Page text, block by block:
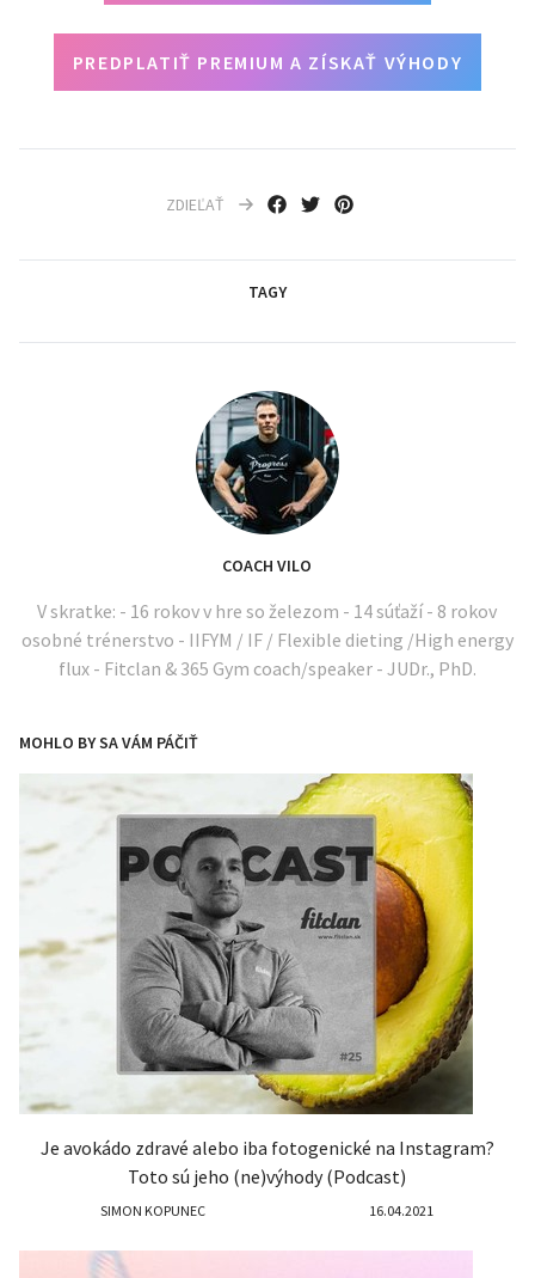
PREDPLATIŤ PREMIUM A ZÍSKAŤ VÝHODY
ZDIEĽAŤ
TAGY
COACH VILO
V skratke: - 16 rokov v hre so železom - 14 súťaží - 8 rokov
osobné trénerstvo - IIFYM / IF / Flexible dieting /High energy
flux - Fitclan & 365 Gym coach/speaker - JUDr., PhD.
MOHLO BY SA VÁM PÁČIŤ
Je avokádo zdravé alebo iba fotogenické na Instagram?
Toto sú jeho (ne)výhody (Podcast)
SIMON KOPUNEC 16.04.2021